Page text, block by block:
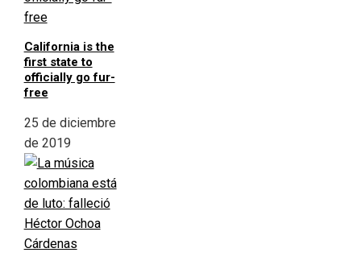
California is the
first state to
officially go fur-
free
25 de diciembre
de 2019